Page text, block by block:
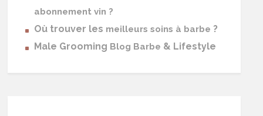
abonnement vin ?
Où trouver les meilleurs soins à barbe ?
Male Grooming Blog Barbe & Lifestyle